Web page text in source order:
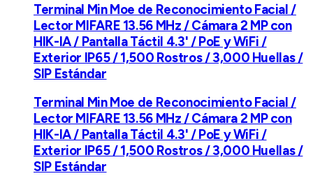
Terminal Min Moe de Reconocimiento Facial /
Lector MIFARE 13.56 MHz / Cámara 2 MP con
HIK-IA / Pantalla Táctil 4.3' / PoE y WiFi /
Exterior IP65 / 1,500 Rostros / 3,000 Huellas /
SIP Estándar
Terminal Min Moe de Reconocimiento Facial /
Lector MIFARE 13.56 MHz / Cámara 2 MP con
HIK-IA / Pantalla Táctil 4.3' / PoE y WiFi /
Exterior IP65 / 1,500 Rostros / 3,000 Huellas /
SIP Estándar